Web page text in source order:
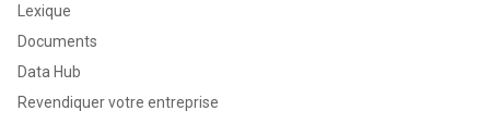
Lexique
Documents
Data Hub
Revendiquer votre entreprise